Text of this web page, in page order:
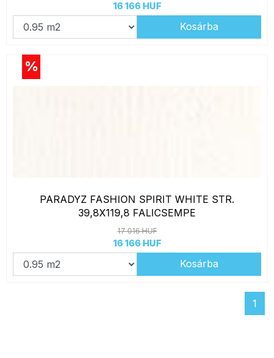
16 166 HUF
Kosárba
%
PARADYZ FASHION SPIRIT WHITE STR.
39,8X119,8 FALICSEMPE
17 016 HUF
16 166 HUF
Kosárba
1